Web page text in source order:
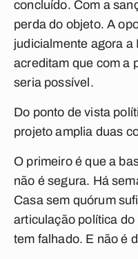
concluído. Com a
perda do objeto. A
judicialmente agora
acreditam que com a
seria possível.
Do ponto de vista
projeto amplia duas
O primeiro é que a
não é segura. Há
Casa sem quórum
articulação política
tem falhado. E não é